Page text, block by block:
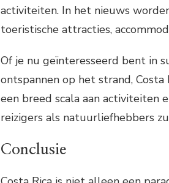
activiteiten. In het nieuws
toeristische attracties,
Of je nu geïnteresseerd bent in
ontspannen op het strand,
een breed scala aan activiteiten
reizigers als natuurliefhebbers
Conclusie